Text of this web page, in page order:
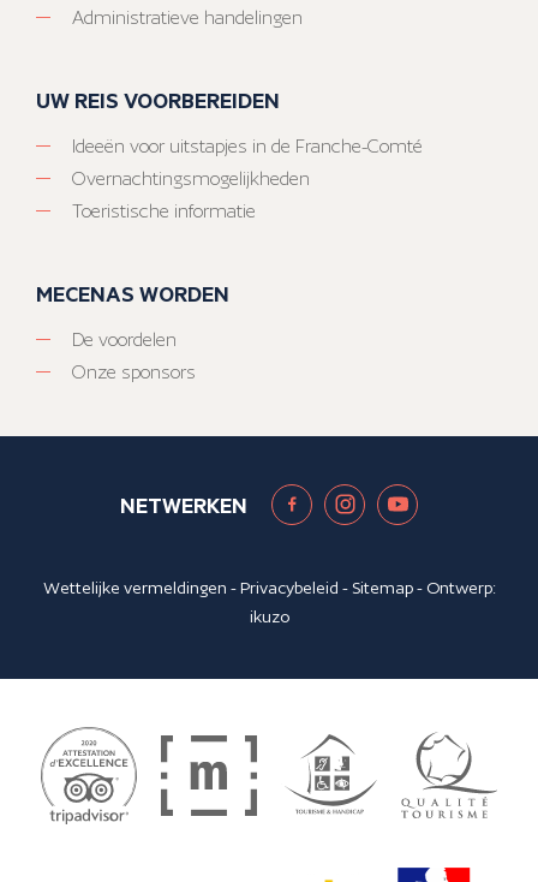
Administratieve handelingen
UW REIS VOORBEREIDEN
Ideeën voor uitstapjes in de Franche-Comté
Overnachtingsmogelijkheden
Toeristische informatie
MECENAS WORDEN
De voordelen
Onze sponsors
NETWERKEN
Wettelijke vermeldingen -Privacybeleid - Sitemap- Ontwerp:
ikuzo